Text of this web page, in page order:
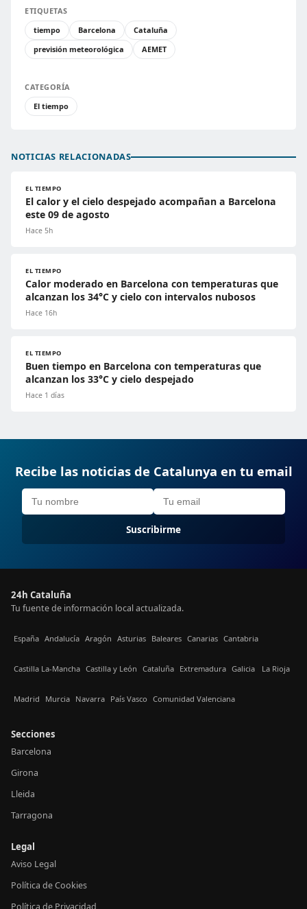
ETIQUETAS
tiempo
Barcelona
Cataluña
previsión meteorológica
AEMET
CATEGORÍA
El tiempo
NOTICIAS RELACIONADAS
EL TIEMPO
El calor y el cielo despejado acompañan a Barcelona
este 09 de agosto
Hace 5h
EL TIEMPO
Calor moderado en Barcelona con temperaturas que
alcanzan los 34°C y cielo con intervalos nubosos
Hace 16h
EL TIEMPO
Buen tiempo en Barcelona con temperaturas que
alcanzan los 33°C y cielo despejado
Hace 1 días
Recibe las noticias de Catalunya en tu email
Suscribirme
24h Cataluña
Tu fuente de información local actualizada.
España Andalucía Aragón Asturias Baleares Canarias Cantabria
Castilla La-Mancha Castilla y León Cataluña Extremadura Galicia La Rioja
Madrid Murcia Navarra País Vasco Comunidad Valenciana
Secciones
Barcelona
Girona
Lleida
Tarragona
Legal
Aviso Legal
Política de Cookies